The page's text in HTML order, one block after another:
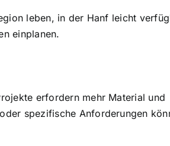
leben, in der Hanf leicht
einplanen.
erfordern mehr Material und
spezifische Anforderungen